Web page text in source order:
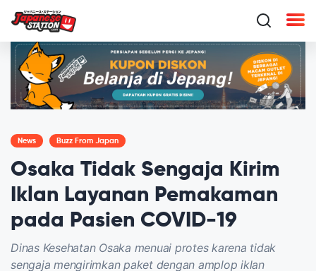
News Buzz From Japan
Osaka Tidak Sengaja Kirim
Iklan Layanan Pemakaman
pada Pasien COVID-19
Dinas Kesehatan Osaka menuai protes karena tidak
sengaja mengirimkan paket dengan amplop iklan